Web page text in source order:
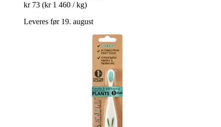
kr 73 (kr 1 460 / kg)
Leveres før 19. august